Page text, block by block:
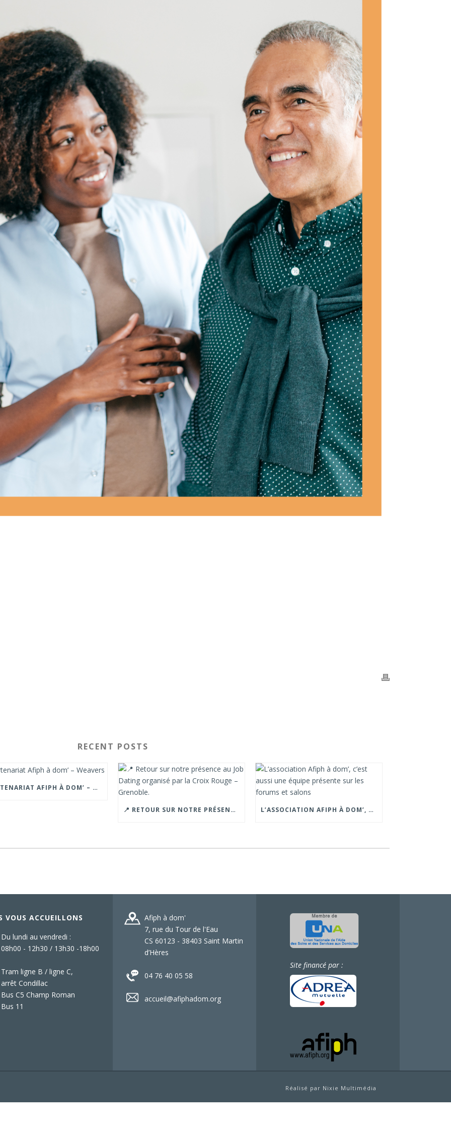
RECENT POSTS
PARTENARIAT AFIPH À DOM’ – WEAVERS
📍 RETOUR SUR NOTRE PRÉSENCE AU JOB DATING ORGANISÉ PAR LA CROIX ROUGE – GRENOBLE. L’ASSOCIATION AFIPH À DOM’, C’EST AUSSI UNE ÉQUIPE PRÉSENTE SUR LES FORUMS ET SALONS
VOUS ACCUEILLONS
Du lundi au vendredi :
08h00 - 12h30 / 13h30 -18h00
Tram ligne B / ligne C,
arrêt Condillac
Bus C5 Champ Roman
Bus 11
Afiph à dom'
7, rue du Tour de l'Eau
CS 60123 - 38403 Saint Martin
d’Hères
04 76 40 05 58
accueil@afiphadom.org
Site financé par :
Réalisé par Nixie Multimédia